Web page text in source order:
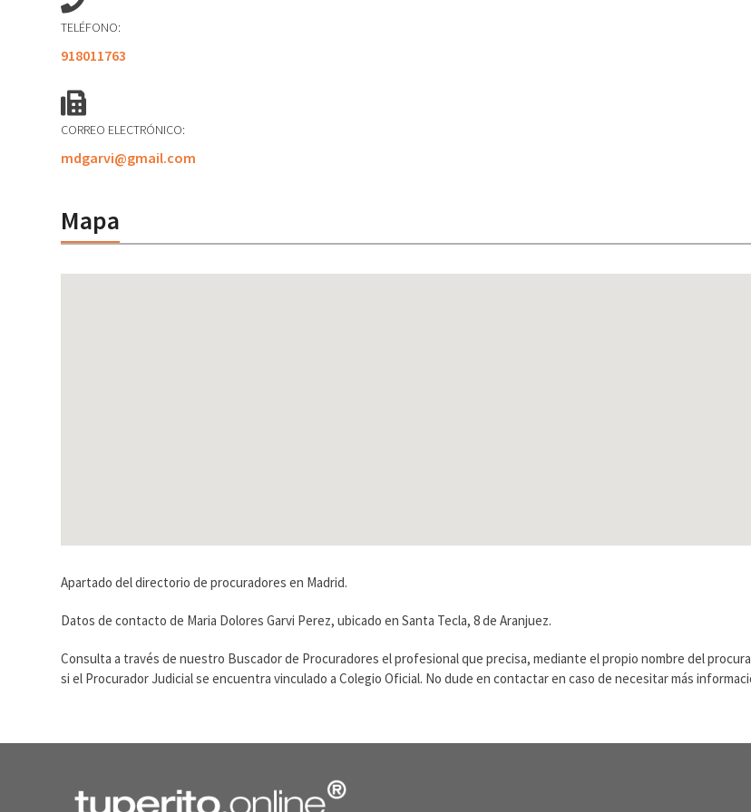
TELÉFONO:
918011763
CORREO ELECTRÓNICO:
mdgarvi@gmail.com
Mapa
Apartado del directorio de procuradores en Madrid.
Datos de contacto de Maria Dolores Garvi Perez, ubicado en Santa Tecla, 8 de Aranjuez.
Consulta a través de nuestro Buscador de Procuradores el profesional que precisa, mediante el propio nombre del
si el Procurador Judicial se encuentra vinculado a Colegio Oficial. No dude en contactar en caso de necesitar más